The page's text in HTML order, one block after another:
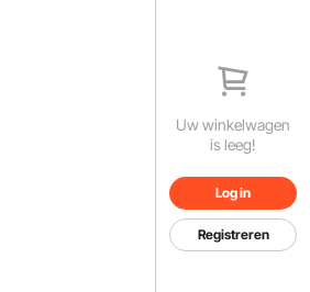
Uw winkelwagen
is leeg!
Log in
Registreren